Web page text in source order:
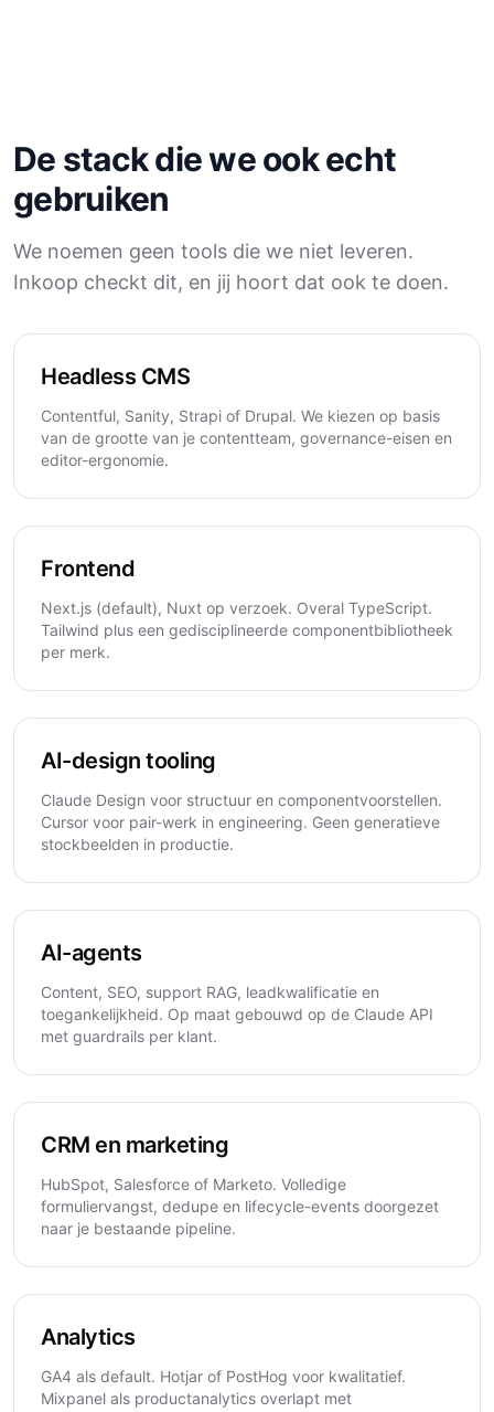
De stack die we ook echt
gebruiken
We noemen geen tools die we niet leveren.
Inkoop checkt dit, en jij hoort dat ook te doen.
Headless CMS
Contentful, Sanity, Strapi of Drupal. We kiezen op basis
van de grootte van je contentteam, governance-eisen en
editor-ergonomie.
Frontend
Next.js (default), Nuxt op verzoek. Overal TypeScript.
Tailwind plus een gedisciplineerde componentbibliotheek
per merk.
AI-design tooling
Claude Design voor structuur en componentvoorstellen.
Cursor voor pair-werk in engineering. Geen generatieve
stockbeelden in productie.
AI-agents
Content, SEO, support RAG, leadkwalificatie en
toegankelijkheid. Op maat gebouwd op de Claude API
met guardrails per klant.
CRM en marketing
HubSpot, Salesforce of Marketo. Volledige
formuliervangst, dedupe en lifecycle-events doorgezet
naar je bestaande pipeline.
Analytics
GA4 als default. Hotjar of PostHog voor kwalitatief.
Mixpanel als productanalytics overlapt met